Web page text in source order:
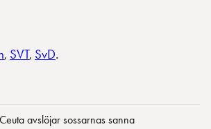
, SVT, SvD.
avslöjar sossarnas sanna